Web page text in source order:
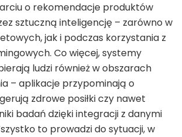
o rekomendacje produktów
sztuczną inteligencję – zarówno w
jak i podczas korzystania z
Co więcej, systemy
ludzi również w obszarach
– aplikacje przypominają o
zdrowe posiłki czy nawet
badań dzięki integracji z danymi
to prowadzi do sytuacji, w